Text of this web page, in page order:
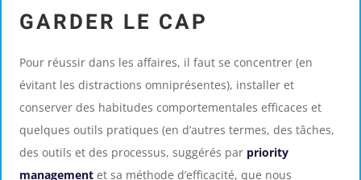
GARDER LE CAP
Pour réussir dans les affaires, il faut se concentrer (en
évitant les distractions omniprésentes), installer et
conserver des habitudes comportementales efficaces et
quelques outils pratiques (en d’autres termes, des tâches,
des outils et des processus, suggérés par priority
management et sa méthode d’efficacité, que nous